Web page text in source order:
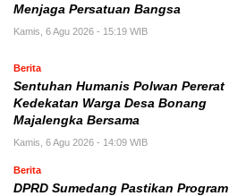
Menjaga Persatuan Bangsa
Kamis, 6 Agu 2026 - 15:19 WIB
Berita
Sentuhan Humanis Polwan Pererat
Kedekatan Warga Desa Bonang
Majalengka Bersama
Kamis, 6 Agu 2026 - 14:09 WIB
Berita
DPRD Sumedang Pastikan Program